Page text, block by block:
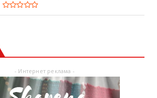
- Интернет реклама -